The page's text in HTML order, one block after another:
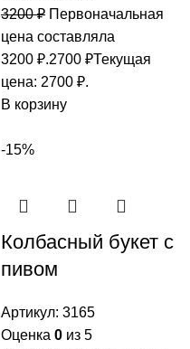
3200₽ Первоначальная
цена составляла
3200 ₽.2700 ₽Текущая
цена: 2700 ₽.
В корзину
-15%
Колбасный букет с
пивом
Артикул: 3165
Оценка 0 из 5